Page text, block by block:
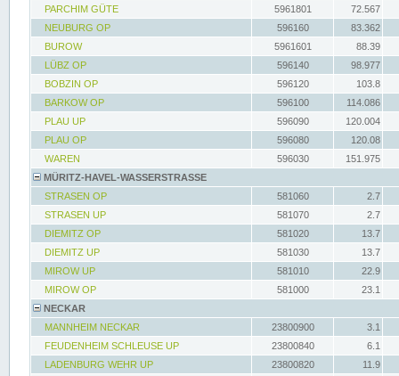
PARCHIM GÜTE
5961801
72.567
NEUBURG OP
596160
83.362
BUROW
5961601
88.39
LÜBZ OP
596140
98.977
BOBZIN OP
596120
103.8
BARKOW OP
596100
114.086
PLAU UP
596090
120.004
PLAU OP
596080
120.08
WAREN
596030
151.975
MÜRITZ-HAVEL-WASSERSTRASSE
STRASEN OP
581060
2.7
STRASEN UP
581070
2.7
DIEMITZ OP
581020
13.7
DIEMITZ UP
581030
13.7
MIROW UP
581010
22.9
MIROW OP
581000
23.1
NECKAR
MANNHEIM NECKAR
23800900
3.1
FEUDENHEIM SCHLEUSE UP
23800840
6.1
LADENBURG WEHR UP
23800820
11.9